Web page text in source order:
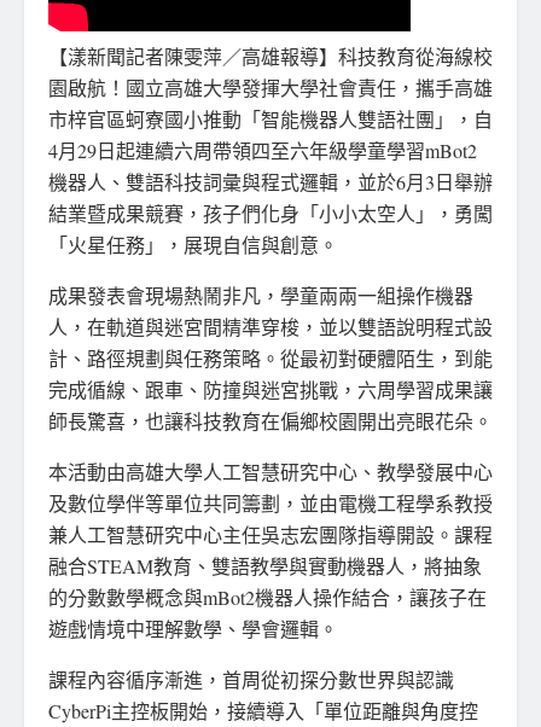
【漾新聞記者陳雯萍／高雄報導】科技教育從海線校
園啟航！國立高雄大學發揮大學社會責任，攜手高雄
市梓官區蚵寮國小推動「智能機器人雙語社團」，自
4月29日起連續六周帶領四至六年級學童學習mBot2
機器人、雙語科技詞彙與程式邏輯，並於6月3日舉辦
結業暨成果競賽，孩子們化身「小小太空人」，勇闖
「火星任務」，展現自信與創意。
成果發表會現場熱鬧非凡，學童兩兩一組操作機器
人，在軌道與迷宮間精準穿梭，並以雙語說明程式設
計、路徑規劃與任務策略。從最初對硬體陌生，到能
完成循線、跟車、防撞與迷宮挑戰，六周學習成果讓
師長驚喜，也讓科技教育在偏鄉校園開出亮眼花朵。
本活動由高雄大學人工智慧研究中心、教學發展中心
及數位學伴等單位共同籌劃，並由電機工程學系教授
兼人工智慧研究中心主任吳志宏團隊指導開設。課程
融合STEAM教育、雙語教學與實動機器人，將抽象
的分數數學概念與mBot2機器人操作結合，讓孩子在
遊戲情境中理解數學、學會邏輯。
課程內容循序漸進，首周從初探分數世界與認識
CyberPi主控板開始，接續導入「單位距離與角度控